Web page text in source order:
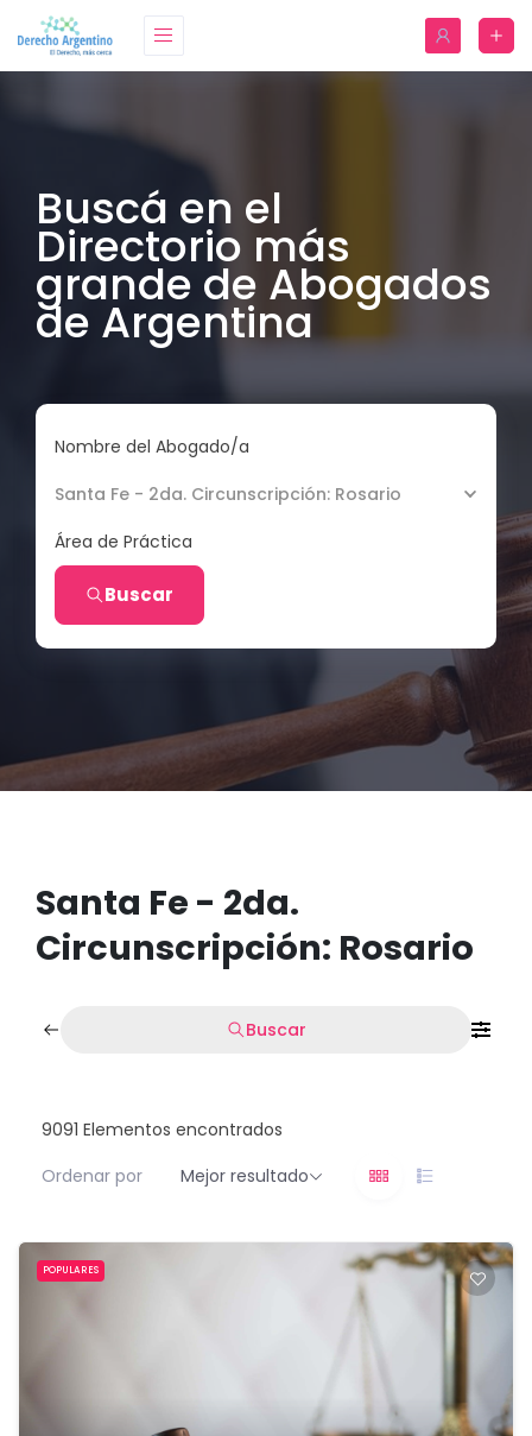
Buscá en el
Directorio más
grande de Abogados
de Argentina
Nombre del Abogado/a
Santa Fe - 2da. Circunscripción: Rosario
Área de Práctica
Buscar
Santa Fe - 2da.
Circunscripción: Rosario
Buscar
9091 Elementos encontrados
Ordenar por
Mejor resultado
POPULARES